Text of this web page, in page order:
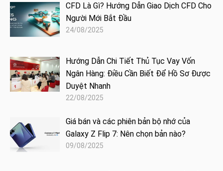
CFD Là Gì? Hướng Dẫn Giao Dịch CFD Cho
Người Mới Bắt Đầu
24/08/2025
Hướng Dẫn Chi Tiết Thủ Tục Vay Vốn
Ngân Hàng: Điều Cần Biết Để Hồ Sơ Được
Duyệt Nhanh
22/08/2025
Giá bán và các phiên bản bộ nhớ của
Galaxy Z Flip 7: Nên chọn bản nào?
09/08/2025